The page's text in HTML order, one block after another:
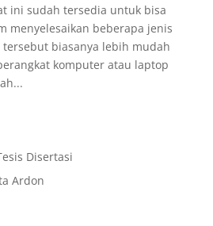
ini sudah tersedia untuk bisa
menyelesaikan beberapa jenis
tersebut biasanya lebih mudah
komputer atau laptop
Disertasi
Ardon